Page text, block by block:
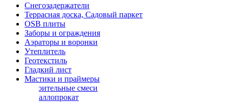
Снегозадержатели
Террасная доска, Садовый паркет
OSB плиты
Заборы и ограждения
Аэраторы и воронки
Утеплитель
Геотекстиль
Гладкий лист
Мастики и праймеры
Строительные смеси
Металлопрокат